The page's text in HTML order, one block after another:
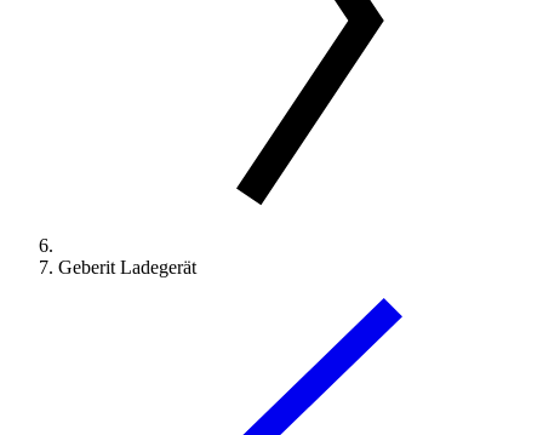
Geberit Ladegerät